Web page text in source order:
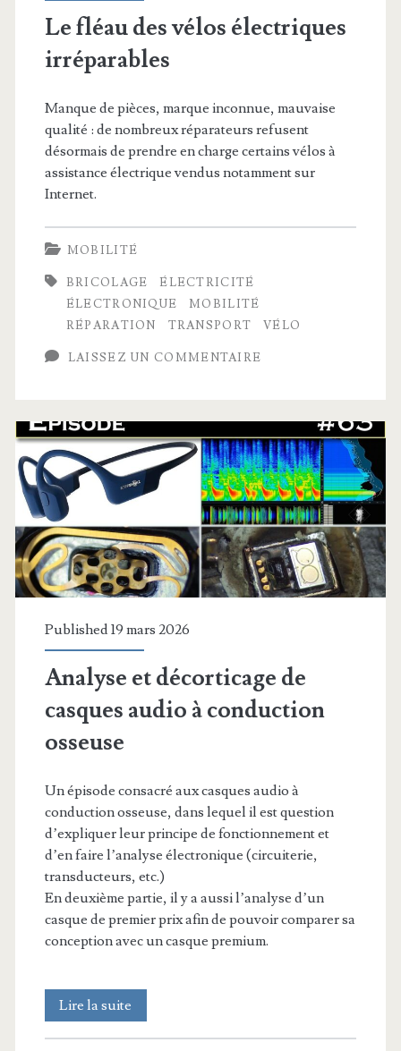
Le fléau des vélos électriques
irréparables
Manque de pièces, marque inconnue, mauvaise
qualité : de nombreux réparateurs refusent
désormais de prendre en charge certains vélos à
assistance électrique vendus notamment sur
Internet.
MOBILITÉ
BRICOLAGE
ÉLECTRICITÉ
ÉLECTRONIQUE
MOBILITÉ
RÉPARATION
TRANSPORT VÉLO
LAISSEZ UN COMMENTAIRE
Published 19 mars 2026
Analyse et décorticage de
casques audio à conduction
osseuse
Un épisode consacré aux casques audio à
conduction osseuse, dans lequel il est question
d’expliquer leur principe de fonctionnement et
d’en faire l’analyse électronique (circuiterie,
transducteurs, etc.)
En deuxième partie, il y a aussi l’analyse d’un
casque de premier prix afin de pouvoir comparer sa
conception avec un casque premium.
Lire la suite
et